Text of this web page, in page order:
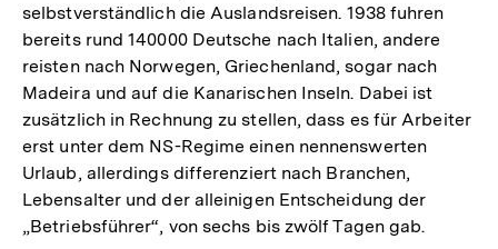
selbstverständlich die Auslandsreisen. 1938 fuhren
bereits rund 140000 Deutsche nach Italien, andere
reisten nach Norwegen, Griechenland, sogar nach
Madeira und auf die Kanarischen Inseln. Dabei ist
zusätzlich in Rechnung zu stellen, dass es für Arbeiter
erst unter dem NS-Regime einen nennenswerten
Urlaub, allerdings differenziert nach Branchen,
Lebensalter und der alleinigen Entscheidung der
„Betriebsführer“, von sechs bis zwölf Tagen gab.